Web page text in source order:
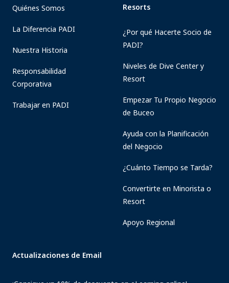
Quiénes Somos
La Diferencia PADI
Nuestra Historia
Responsabilidad
Corporativa
Trabajar en PADI
Resorts
¿Por qué Hacerte Socio de
PADI?
Niveles de Dive Center y
Resort
Empezar Tu Propio Negocio
de Buceo
Ayuda con la Planificación
del Negocio
¿Cuánto Tiempo se Tarda?
Convertirte en Minorista o
Resort
Apoyo Regional
Actualizaciones de Email